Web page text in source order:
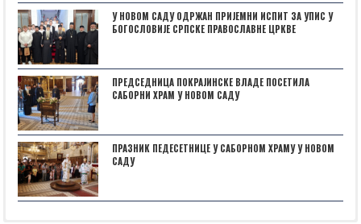
У НОВОМ САДУ ОДРЖАН ПРИЈЕМНИ ИСПИТ ЗА УПИС У
БОГОСЛОВИЈЕ СРПСКЕ ПРАВОСЛАВНЕ ЦРКВЕ
ПРЕДСЕДНИЦА ПОКРАЈИНСКЕ ВЛАДЕ ПОСЕТИЛА
САБОРНИ ХРАМ У НОВОМ САДУ
ПРАЗНИК ПЕДЕСЕТНИЦЕ У САБОРНОМ ХРАМУ У НОВОМ
САДУ